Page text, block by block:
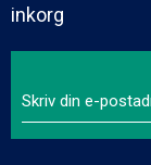
inkorg